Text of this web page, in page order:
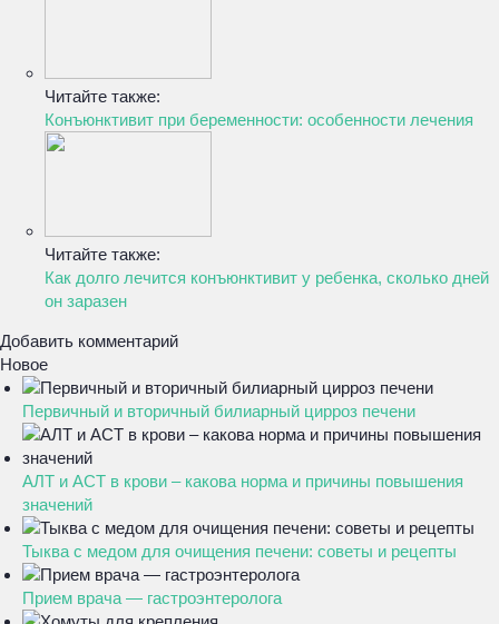
Читайте также:
Конъюнктивит при беременности: особенности лечения
Читайте также:
Как долго лечится конъюнктивит у ребенка, сколько дней
он заразен
Добавить комментарий
Новое
Первичный и вторичный билиарный цирроз печени
АЛТ и АСТ в крови – какова норма и причины повышения
значений
Тыква с медом для очищения печени: советы и рецепты
Прием врача — гастроэнтеролога